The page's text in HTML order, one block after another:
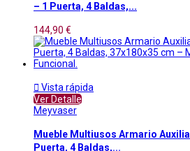
– 1 Puerta, 4 Baldas,...
144,90 €
 Vista rápida
Ver Detalle
Meyvaser
Mueble Multiusos Armario
Puerta, 4 Baldas,...